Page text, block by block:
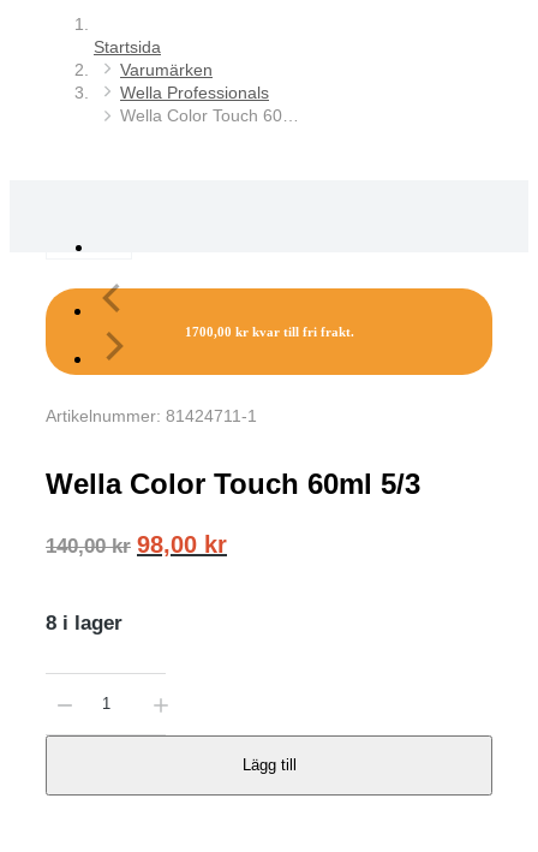
Startsida
Varumärken
Wella Professionals
Wella Color Touch 60…
1700,00 krkvar till fri frakt.
Artikelnummer: 81424711-1
Wella Color Touch 60ml 5/3
140,00kr Det
98,00 krDet
8 i lager
Wella
Color
5/3
Lägg till